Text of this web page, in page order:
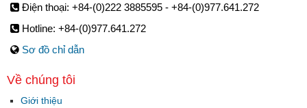
Điện thoại: +84-(0)222 3885595 - +84-(0)977.641.272
Hotline: +84-(0)977.641.272
Sơ đồ chỉ dẫn
Về chúng tôi
Giới thiệu